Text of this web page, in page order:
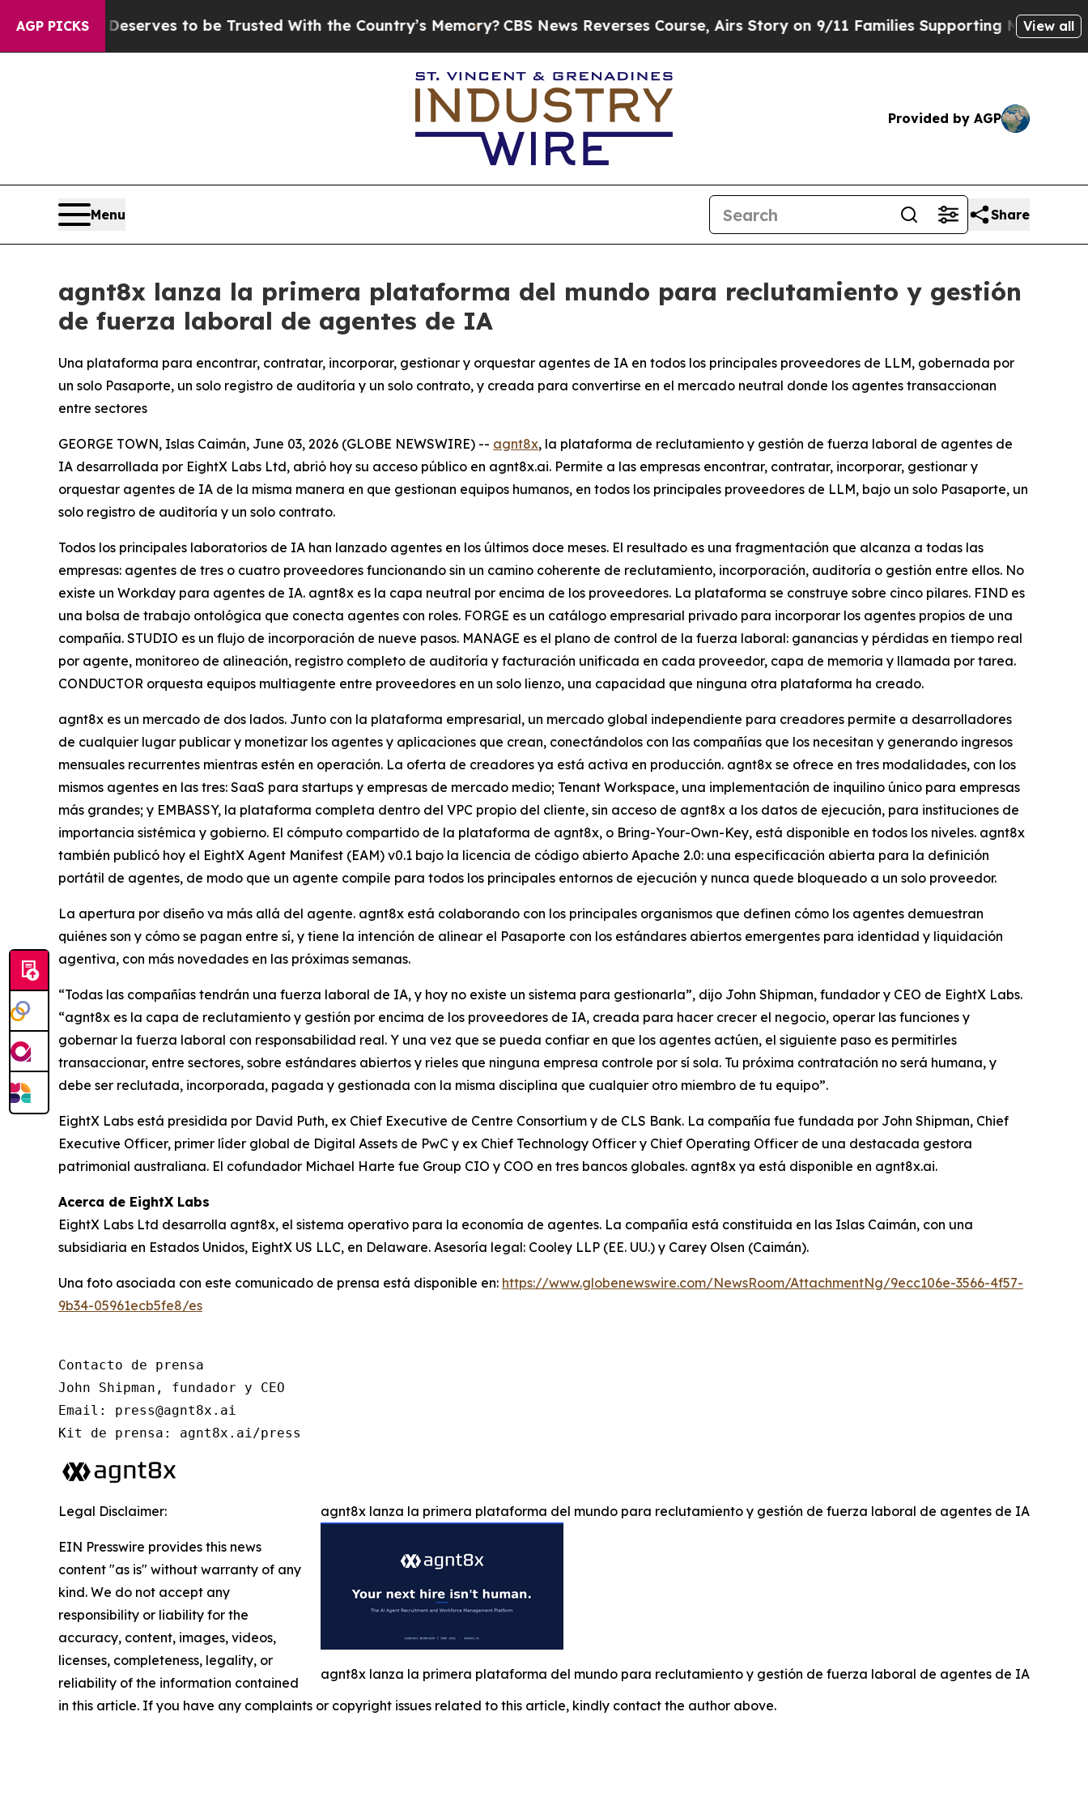
AGP PICKS
Deserves to be Trusted With the Country’s Memory?CBS News Reverses Course, Airs Story on 9/11 Families Supporting Mamdani View all
Provided by AGP
Menu Share
agnt8x lanza la primera plataforma del mundo para reclutamiento y gestión
de fuerza laboral de agentes de IA
Una plataforma para encontrar, contratar, incorporar, gestionar y orquestar agentes de IA en todos los principales proveedores de LLM, gobernada por
un solo Pasaporte, un solo registro de auditoría y un solo contrato, y creada para convertirse en el mercado neutral donde los agentes transaccionan
entre sectores
GEORGE TOWN, Islas Caimán, June 03, 2026 (GLOBE NEWSWIRE) -- agnt8x, la plataforma de reclutamiento y gestión de fuerza laboral de agentes de
IA desarrollada por EightX Labs Ltd, abrió hoy su acceso público en agnt8x.ai. Permite a las empresas encontrar, contratar, incorporar, gestionar y
orquestar agentes de IA de la misma manera en que gestionan equipos humanos, en todos los principales proveedores de LLM, bajo un solo Pasaporte, un
solo registro de auditoría y un solo contrato.
Todos los principales laboratorios de IA han lanzado agentes en los últimos doce meses. El resultado es una fragmentación que alcanza a todas las
empresas: agentes de tres o cuatro proveedores funcionando sin un camino coherente de reclutamiento, incorporación, auditoría o gestión entre ellos. No
existe un Workday para agentes de IA. agnt8x es la capa neutral por encima de los proveedores. La plataforma se construye sobre cinco pilares. FIND es
una bolsa de trabajo ontológica que conecta agentes con roles. FORGE es un catálogo empresarial privado para incorporar los agentes propios de una
compañía. STUDIO es un flujo de incorporación de nueve pasos. MANAGE es el plano de control de la fuerza laboral: ganancias y pérdidas en tiempo real
por agente, monitoreo de alineación, registro completo de auditoría y facturación unificada en cada proveedor, capa de memoria y llamada por tarea.
CONDUCTOR orquesta equipos multiagente entre proveedores en un solo lienzo, una capacidad que ninguna otra plataforma ha creado.
agnt8x es un mercado de dos lados. Junto con la plataforma empresarial, un mercado global independiente para creadores permite a desarrolladores
de cualquier lugar publicar y monetizar los agentes y aplicaciones que crean, conectándolos con las compañías que los necesitan y generando ingresos
mensuales recurrentes mientras estén en operación. La oferta de creadores ya está activa en producción. agnt8x se ofrece en tres modalidades, con los
mismos agentes en las tres: SaaS para startups y empresas de mercado medio; Tenant Workspace, una implementación de inquilino único para empresas
más grandes; y EMBASSY, la plataforma completa dentro del VPC propio del cliente, sin acceso de agnt8x a los datos de ejecución, para instituciones de
importancia sistémica y gobierno. El cómputo compartido de la plataforma de agnt8x, o Bring-Your-Own-Key, está disponible en todos los niveles. agnt8x
también publicó hoy el EightX Agent Manifest (EAM) v0.1 bajo la licencia de código abierto Apache 2.0: una especificación abierta para la definición
portátil de agentes, de modo que un agente compile para todos los principales entornos de ejecución y nunca quede bloqueado a un solo proveedor.
La apertura por diseño va más allá del agente. agnt8x está colaborando con los principales organismos que definen cómo los agentes demuestran
quiénes son y cómo se pagan entre sí, y tiene la intención de alinear el Pasaporte con los estándares abiertos emergentes para identidad y liquidación
agentiva, con más novedades en las próximas semanas.
“Todas las compañías tendrán una fuerza laboral de IA, y hoy no existe un sistema para gestionarla”, dijo John Shipman, fundador y CEO de EightX Labs.
“agnt8x es la capa de reclutamiento y gestión por encima de los proveedores de IA, creada para hacer crecer el negocio, operar las funciones y
gobernar la fuerza laboral con responsabilidad real. Y una vez que se pueda confiar en que los agentes actúen, el siguiente paso es permitirles
transaccionar, entre sectores, sobre estándares abiertos y rieles que ninguna empresa controle por sí sola. Tu próxima contratación no será humana, y
debe ser reclutada, incorporada, pagada y gestionada con la misma disciplina que cualquier otro miembro de tu equipo”.
EightX Labs está presidida por David Puth, ex Chief Executive de Centre Consortium y de CLS Bank. La compañía fue fundada por John Shipman, Chief
Executive Officer, primer líder global de Digital Assets de PwC y ex Chief Technology Officer y Chief Operating Officer de una destacada gestora
patrimonial australiana. El cofundador Michael Harte fue Group CIO y COO en tres bancos globales. agnt8x ya está disponible en agnt8x.ai.
Acerca de EightX Labs
EightX Labs Ltd desarrolla agnt8x, el sistema operativo para la economía de agentes. La compañía está constituida en las Islas Caimán, con una
subsidiaria en Estados Unidos, EightX US LLC, en Delaware. Asesoría legal: Cooley LLP (EE. UU.) y Carey Olsen (Caimán).
Una foto asociada con este comunicado de prensa está disponible en: https://www.globenewswire.com/NewsRoom/AttachmentNg/9ecc106e-3566-4f57-
9b34-05961ecb5fe8/es
Contacto de prensa
John Shipman, fundador y CEO
Email: press@agnt8x.ai
Kit de prensa: agnt8x.ai/press
agnt8x lanza la primera plataforma del mundo para reclutamiento y gestión de fuerza laboral de agentes de IA
agnt8x lanza la primera plataforma del mundo para reclutamiento y gestión de fuerza laboral de agentes de IA
Legal Disclaimer:
EIN Presswire provides this news
content "as is" without warranty of any
kind. We do not accept any
responsibility or liability for the
accuracy, content, images, videos,
licenses, completeness, legality, or
reliability of the information contained
in this article. If you have any complaints or copyright issues related to this article, kindly contact the author above.